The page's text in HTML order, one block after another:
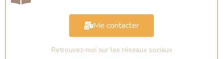
Me contacter
Retrouvez-moi sur les réseaux sociaux